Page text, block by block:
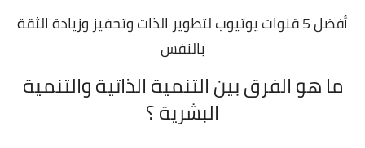
أفضل 5 قنوات يوتيوب لتطوير الذات وتحفيز وزيادة الثقة
بالنفس
ما هو الفرق بين التنمية الذاتية والتنمية
البشرية ؟